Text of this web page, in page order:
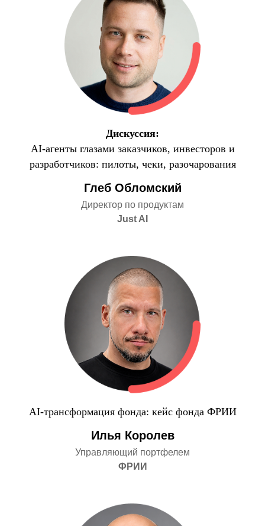
Дискуссия:
AI-агенты глазами заказчиков, инвесторов и
разработчиков: пилоты, чеки, разочарования
Глеб Обломский
Директор по продуктам
Just AI
AI-трансформация фонда: кейс фонда ФРИИ
Илья Королев
Управляющий портфелем
ФРИИ